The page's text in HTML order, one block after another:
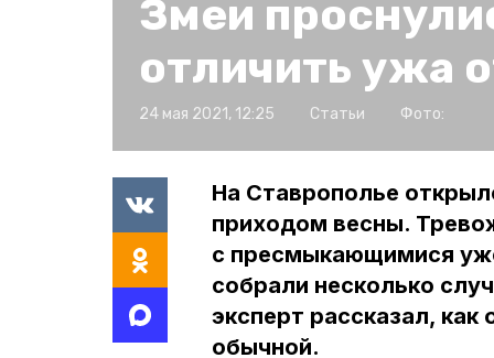
Змеи
отличить ужа
24 мая 2021, 12:25 Статьи Фото:
На Ставрополье
приходом весны.
с пресмыкающимися
собрали несколько
эксперт рассказал,
обычной.